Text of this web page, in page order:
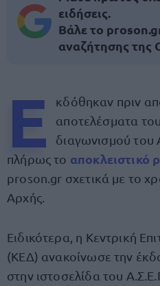
ειδήσεις.
Βάλε το
αναζήτησης της
Ε
κδόθηκαν πριν
αποτελέσματα
διαγωνισμού του
πλήρως το αποκλειστικό
proson.gr σχετικά με το
Αρχής.
Ειδικότερα, η Κεντρική
(ΚΕΔ) ανακοίνωσε την
στην ιστοσελίδα του